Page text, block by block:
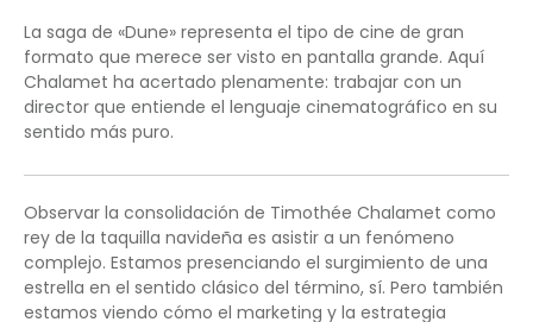
La saga de «Dune» representa el tipo de cine de gran
formato que merece ser visto en pantalla grande. Aquí
Chalamet ha acertado plenamente: trabajar con un
director que entiende el lenguaje cinematográfico en su
sentido más puro.
Observar la consolidación de Timothée Chalamet como
rey de la taquilla navideña es asistir a un fenómeno
complejo. Estamos presenciando el surgimiento de una
estrella en el sentido clásico del término, sí. Pero también
estamos viendo cómo el marketing y la estrategia